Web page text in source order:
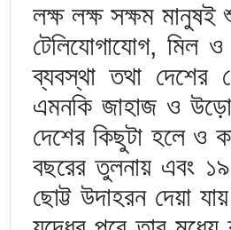
লক্ষ লক্ষ সক্ষম মানুষই
টেলিযোগাযোগ, মিল ও
ব্যবস্থা তথা দেশের
এমনকি জাহাজ ও
দেশের কিছুটা হলে ও
বছরের তুলনায় এবং
ছোট্ট উদাহরন দেয়া